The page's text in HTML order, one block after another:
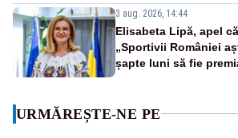
3 aug. 2026, 14:44
Elisabeta Lipă, apel
„Sportivii României
șapte luni să fie
URMĂREȘTE-NE PE